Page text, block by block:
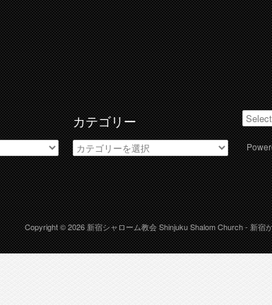
カテゴリー
カ
テ
ゴ
リ
ー
Copyright © 2026新宿シャローム教会 Shinjuku Shalom Church- 新宿